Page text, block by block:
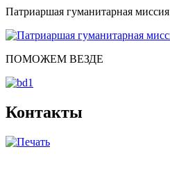
Патриаршая гуманитарная миссия
ПОМОЖЕМ ВЕЗДЕ
Контакты